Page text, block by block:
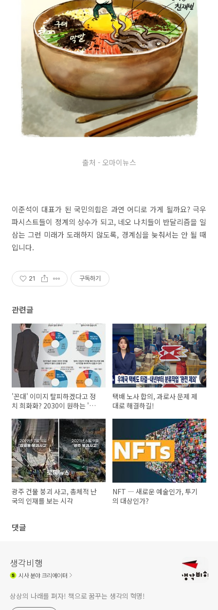
출처 - 오마이뉴스
이준석이 대표가 된 국민의힘은 과연 어디로 가게 될까요? 극우
파시스트들이 정계의 상수가 되고, 네오 나치들이 반달리즘을 일
삼는 그런 미래가 도래하지 않도록, 경계심을 늦춰서는 안 될 때
입니다.
21 구독하기
관련글
'꼰대' 이미지 탈피하겠다고 정
치 희화화? 2030이 원하는 '후
택배 노사 합의, 과로사 문제 제
대로 해결하길!
광주 건물 붕괴 사고, 총체적 난
국의 인재를 보는 시각
NFT ― 새로운 예술인가, 투기
의 대상인가?
댓글
생각비행
시사분야 크리에이터
상상의 나래를 펴자! 책으로 꿈꾸는 생각의 혁명!